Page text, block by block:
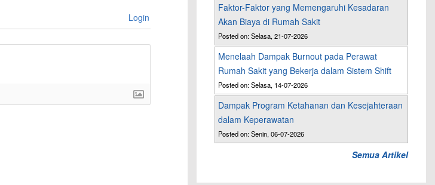
Login
Faktor-Faktor yang Memengaruhi Kesadaran
Akan Biaya di Rumah Sakit
Posted on: Selasa, 21-07-2026
Menelaah Dampak Burnout pada Perawat
Rumah Sakit yang Bekerja dalam Sistem Shift
Posted on: Selasa, 14-07-2026
Dampak Program Ketahanan dan Kesejahteraan
dalam Keperawatan
Posted on: Senin, 06-07-2026
Semua Artikel